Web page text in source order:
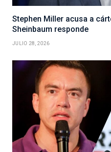
Stephen Miller acusa a
Sheinbaum responde
JULIO 28, 2026